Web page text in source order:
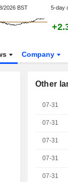
2026 BST 5-day
Company
Other
07-31
07-31
07-31
07-31
07-31